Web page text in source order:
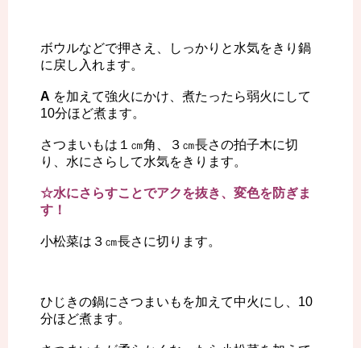
ボウルなどで押さえ、しっかりと水気をきり鍋
に戻し入れます。
A を加えて強火にかけ、煮たったら弱火にして
10分ほど煮ます。
さつまいもは１㎝角、３㎝長さの拍子木に切
り、水にさらして水気をきります。
☆水にさらすことでアクを抜き、変色を防ぎま
す！
小松菜は３㎝長さに切ります。
ひじきの鍋にさつまいもを加えて中火にし、10
分ほど煮ます。